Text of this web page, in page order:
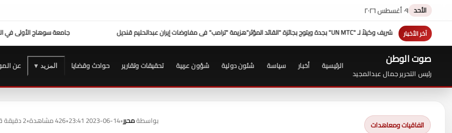
الأحد ٠٩ أغسطس ٢٠٢٦
آخر الأخبار للتيسير علي المواطنين ...وزير عزاء واجب ..جامعة سوهاج الأولى في الاستجابة لشكاوى المواطنينهزيمة "ترامب" فى مفاوضات إيران عبدالحليم قنديل
صوت الوطن
رئيس التحرير جمال عبدالمجيد
الرئيسية أخبار سياسة شئون دولية شؤون عربية تحقيقات وتقارير حوادث وقضايا المزيد ▾ عن
اتفاقيات ومعاهدات بواسطةمحرر•
2023-06-14 23:41
•426 مشاهدة •2 دقيقة قراءة